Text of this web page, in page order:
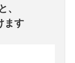
、
ます